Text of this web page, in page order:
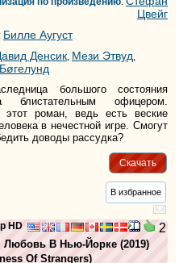
Цвейг
: Билле Аугуст
Денсик, Мези Этвуд,
большого состояния
блистательным офицером.
этот роман, ведь есть веские
в нечестной игре. Смогут
доводы рассудка?
Скачать
В избранное
HD 2
Любовь В Нью-Йорке (2019)
Of Strangers)